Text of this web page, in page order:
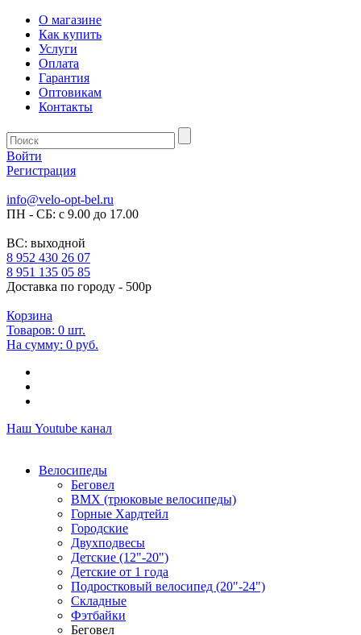
О магазине
Как купить
Услуги
Оплата
Гарантия
Оптовикам
Контакты
Войти
Регистрация
info@velo-opt-bel.ru
ПН - СБ: с 9.00 до 17.00
ВС: выходной
8 952 430 26 07
8 951 135 05 85
Доставка по городу - 500р
Корзина
Товаров: 0 шт.
На сумму: 0 руб.
Наш Youtube канал
Велосипеды
Беговел
ВМХ (трюковые велосипеды)
Горные Хардтейл
Городские
Двухподвесы
Детские (12"-20")
Детские от 1 года
Подростковый велосипед (20"-24")
Складные
Фэтбайки
Беговел